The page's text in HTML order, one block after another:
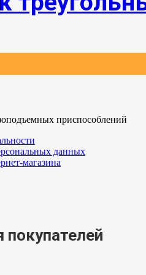
приспособлений
данных
магазина